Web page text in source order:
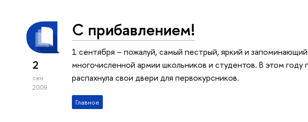
2
сен
2009
С прибавлением!
1 сентября – пожалуй, самый пестрый, яркий и
многочисленной армии школьников и студентов. В этом году
распахнула свои двери для первокурсников.
Главное